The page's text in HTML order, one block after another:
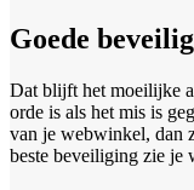
Goede
Dat blijft het moeilijke
orde is als het mis is
van je webwinkel, dan
beste beveiliging zie je